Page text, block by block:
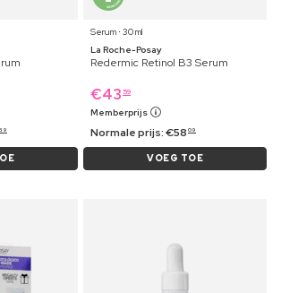
59
Serum ⋅ 30 ml
La Roche-Posay
Redermic Retinol B3 Serum
€43 59
Memberprijs
Normale prijs:€58 09
VOEG TOE